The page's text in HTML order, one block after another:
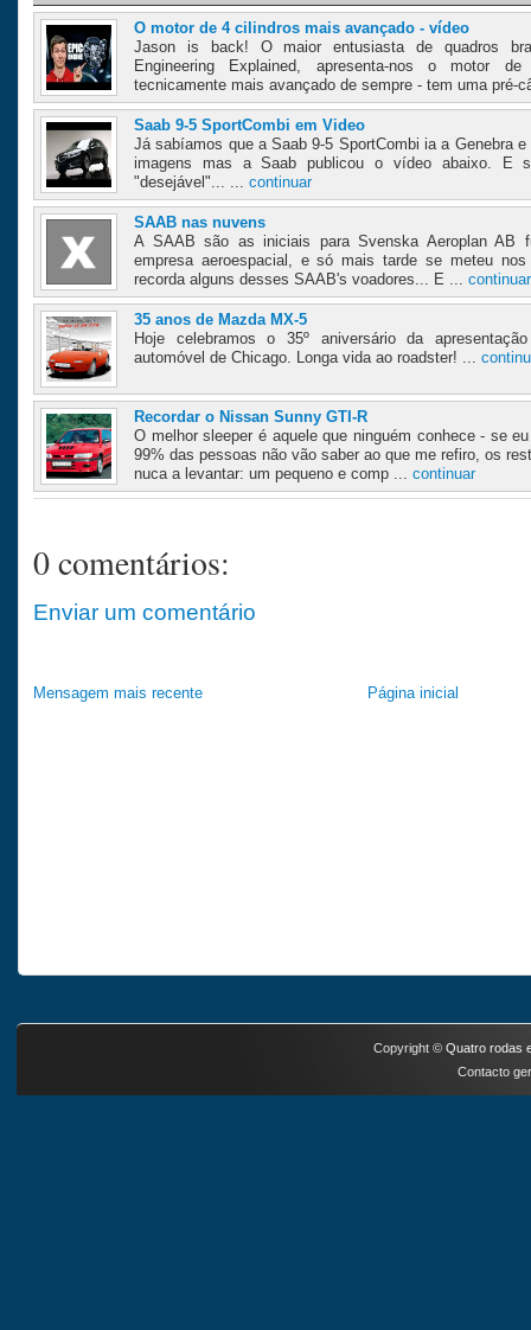
O motor de 4 cilindros mais avançado - vídeo
Jason is back! O maior entusiasta de quadros
Engineering Explained, apresenta-nos o motor
tecnicamente mais avançado de sempre - tem uma pré-
Saab 9-5 SportCombi em Video
Já sabíamos que a Saab 9-5 SportCombi ia a Genebra
imagens mas a Saab publicou o vídeo abaixo. E
"desejável"... ... continuar
SAAB nas nuvens
A SAAB são as iniciais para Svenska Aeroplan AB
empresa aeroespacial, e só mais tarde se meteu
recorda alguns desses SAAB's voadores... E ... continuar
35 anos de Mazda MX-5
Hoje celebramos o 35º aniversário da
automóvel de Chicago. Longa vida ao roadster! ...
Recordar o Nissan Sunny GTI-R
O melhor sleeper é aquele que ninguém conhece - se
99% das pessoas não vão saber ao que me refiro, os
nuca a levantar: um pequeno e comp ... continuar
0 comentários:
Enviar um comentário
Mensagem mais recente Página inicial
Copyright © Quatro rodas
Contacto